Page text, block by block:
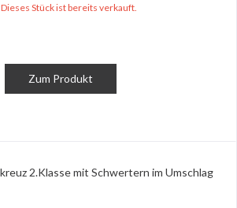
Dieses Stück ist bereits verkauft.
Zum Produkt